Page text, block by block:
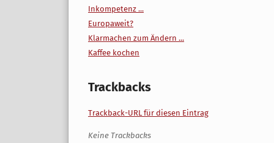
Inkompetenz ...
Europaweit?
Klarmachen zum Ändern ...
Kaffee kochen
Trackbacks
Trackback-URL für diesen Eintrag
Keine Trackbacks